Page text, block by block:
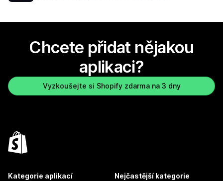
Chcete přidat nějakou
aplikaci?
Vyzkoušejte si Shopify zdarma na 3 dny
Kategorie aplikací Nejčastější kategorie